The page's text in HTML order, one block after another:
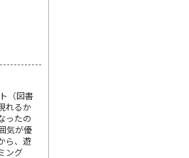
（図書
れるか
ったの
気が優
ら、遊
ング